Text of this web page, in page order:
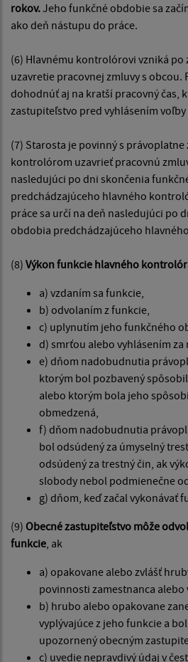
rokov.Jeho funkčné obdobie sa
ako deň nástupu do práce.
(6) Hlavnému kontrolórovi vzniká po
uzavretie pracovnej zmluvy s obcou.
dohodnúť aj na kratší pracovný čas,
zastupiteľstvo pred vyhlásením
(7) Starosta je povinný s
kontrolórom uzavrieť pracovnú
nasledujúci po dni skončenia
predchádzajúceho hlavného
práce sa určí na deň nasledujúci po
obdobia predchádzajúceho
(8) Výkon funkcie hlavného
a) vzdaním sa funkcie,
b) odvolaním z funkcie,
c) uplynutím jeho funkčného
d) smrťou alebo vyhlásením za
e) dňom nadobudnutia
ktorým bol pozbavený
alebo ktorým bola jeho
obmedzená,
f) dňom nadobudnutia
bol odsúdený za úmyselný
odsúdený za trestný čin, ak
slobody nebol podmienečne
g) dňom, keď začal vykonávať
(9) Obecné zastupiteľstvo môže
funkcie, ak
a) opakovane alebo zvlášť
povinnosti zamestnanca alebo
b) hrubo alebo opakovane
vyplývajúce z jeho funkcie a
upozornený obecným
c) uvedie nepravdivý údaj v